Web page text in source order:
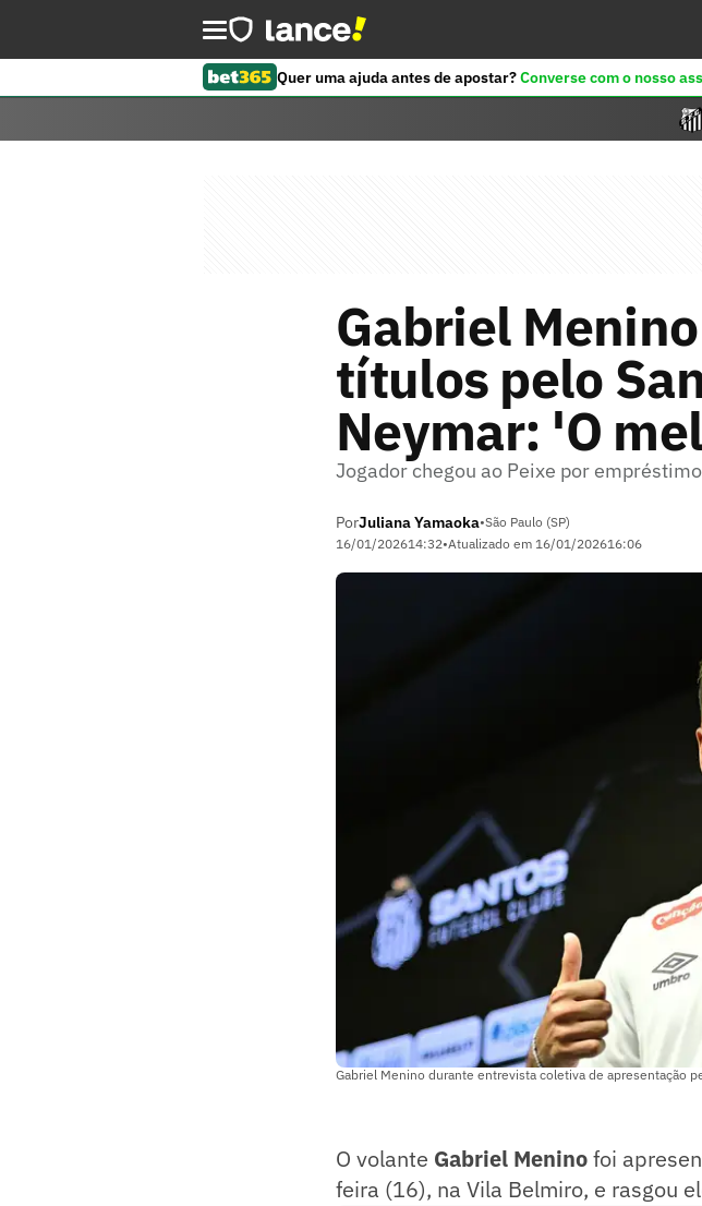
Quer uma ajuda antes de apostar?Converse com o nosso
Gabriel
títulos pelo
Neymar: 'O
Jogador chegou ao Peixe por
PorJuliana Yamaoka•São Paulo (SP)
16/01/202614:32•Atualizado em 16/01/202616:06
Gabriel Menino durante entrevista coletiva de apresentação
O volante Gabriel Meninofoi
feira (16), na Vila Belmiro, e rasgou